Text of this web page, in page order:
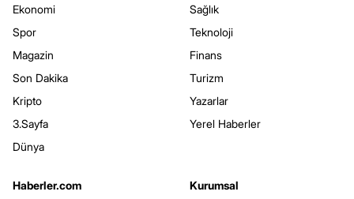
Ekonomi
Spor
Magazin
Son Dakika
Kripto
3.Sayfa
Dünya
Sağlık
Teknoloji
Finans
Turizm
Yazarlar
Yerel Haberler
Haberler.com
Kurumsal